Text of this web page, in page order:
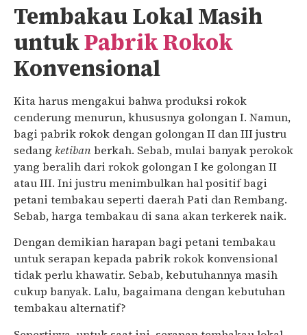
Tembakau Lokal Masih
untukPabrik Rokok
Konvensional
Kita harus mengakui bahwa produksi rokok
cenderung menurun, khususnya golongan I. Namun,
bagi pabrik rokok dengan golongan II dan III justru
sedang ketibanberkah. Sebab, mulai banyak perokok
yang beralih dari rokok golongan I ke golongan II
atau III. Ini justru menimbulkan hal positif bagi
petani tembakau seperti daerah Pati dan Rembang.
Sebab, harga tembakau di sana akan terkerek naik.
Dengan demikian harapan bagi petani tembakau
untuk serapan kepada pabrik rokok konvensional
tidak perlu khawatir. Sebab, kebutuhannya masih
cukup banyak. Lalu, bagaimana dengan kebutuhan
tembakau alternatif?